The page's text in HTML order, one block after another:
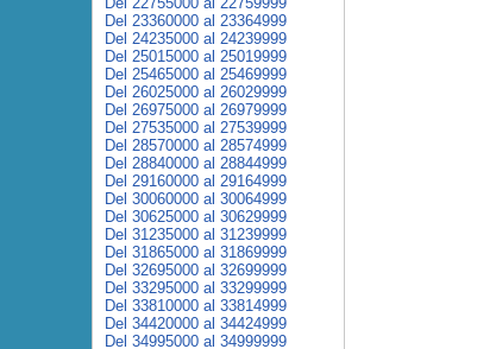
Del 23360000 al 23364999
Del 24235000 al 24239999
Del 25015000 al 25019999
Del 25465000 al 25469999
Del 26025000 al 26029999
Del 26975000 al 26979999
Del 27535000 al 27539999
Del 28570000 al 28574999
Del 28840000 al 28844999
Del 29160000 al 29164999
Del 30060000 al 30064999
Del 30625000 al 30629999
Del 31235000 al 31239999
Del 31865000 al 31869999
Del 32695000 al 32699999
Del 33295000 al 33299999
Del 33810000 al 33814999
Del 34420000 al 34424999
Del 34995000 al 34999999